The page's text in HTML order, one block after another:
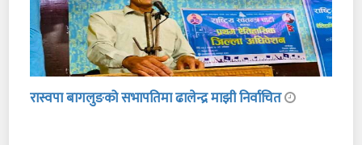
रास्वपा बागलुङको सभापतिमा ढालेन्द्र माझी निर्वाचित